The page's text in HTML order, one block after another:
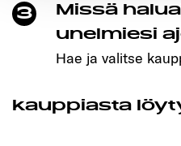
Ermöglichung der
3
Missä
unelmiesi
Hae ja valitse
kauppiasta